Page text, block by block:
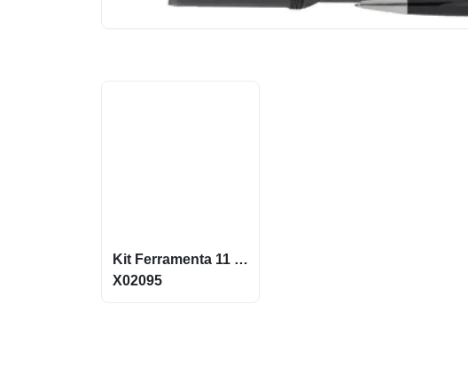
Kit Ferramenta 11 Peças Maleta Plastica Com Detalhe Retangular X2095
X02095